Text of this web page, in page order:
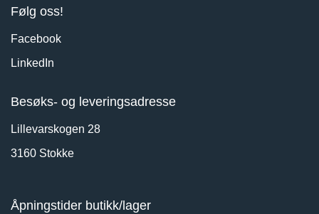
Følg oss!
Facebook
LinkedIn
Besøks- og leveringsadresse
Lillevarskogen 28
3160 Stokke
Åpningstider butikk/lager